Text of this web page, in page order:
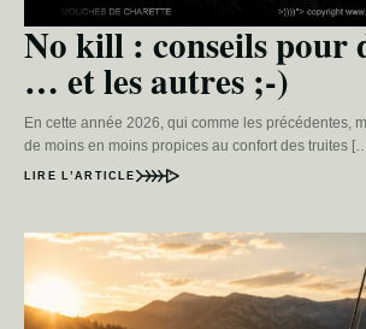
No kill : conseils pour
… et les autres ;-)
En cette année 2026, qui comme les précédentes,
de moins en moins propices au confort des truites
LIRE L’ARTICLE